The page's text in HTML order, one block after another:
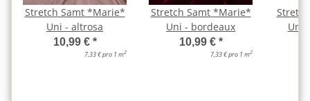
Stretch Samt *Marie*
Uni - altrosa
10,99 € *
7,33 € pro 1 m2
Stretch Samt *Marie*
Uni - bordeaux
10,99 € *
7,33 € pro 1 m2
Uni